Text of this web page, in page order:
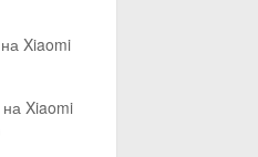
Xiaomi
Xiaomi